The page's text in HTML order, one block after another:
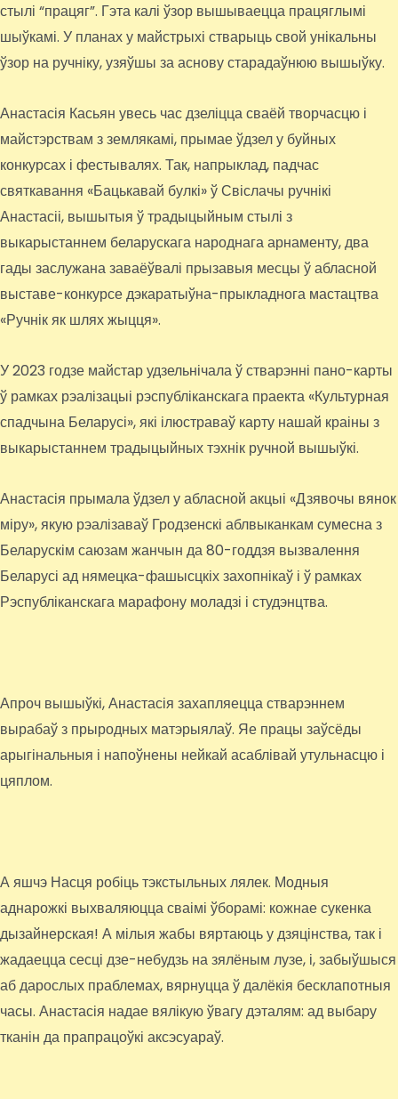
стылі “працяг”. Гэта калі ўзор вышываецца працяглымі
шыўкамі. У планах у майстрыхі стварыць свой унікальны
ўзор на ручніку, узяўшы за аснову старадаўнюю вышыўку.
Анастасія Касьян увесь час дзеліцца сваёй творчасцю і
майстэрствам з землякамі, прымае ўдзел у буйных
конкурсах і фестывалях. Так, напрыклад, падчас
святкавання «Бацькавай булкі» ў Свіслачы ручнікі
Анастасіі, вышытыя ў традыцыйным стылі з
выкарыстаннем беларускага народнага арнаменту, два
гады заслужана заваёўвалі прызавыя месцы ў абласной
выставе-конкурсе дэкаратыўна-прыкладнога мастацтва
«Ручнік як шлях жыцця».
У 2023 годзе майстар удзельнічала ў стварэнні пано-карты
ў рамках рэалізацыі рэспубліканскага праекта «Культурная
спадчына Беларусі», які ілюстраваў карту нашай краіны з
выкарыстаннем традыцыйных тэхнік ручной вышыўкі.
Анастасія прымала ўдзел у абласной акцыі «Дзявочы вянок
міру», якую рэалізаваў Гродзенскі аблвыканкам сумесна з
Беларускім саюзам жанчын да 80-годдзя вызвалення
Беларусі ад нямецка-фашысцкіх захопнікаў і ў рамках
Рэспубліканскага марафону моладзі і студэнцтва.
Апроч вышыўкі, Анастасія захапляецца стварэннем
вырабаў з прыродных матэрыялаў. Яе працы заўсёды
арыгінальныя і напоўнены нейкай асаблівай утульнасцю і
цяплом.
А яшчэ Насця робіць тэкстыльных лялек. Модныя
аднарожкі выхваляюцца сваімі ўборамі: кожнае сукенка
дызайнерская! А мілыя жабы вяртаюць у дзяцінства, так і
жадаецца сесці дзе-небудзь на зялёным лузе, і, забыўшыся
аб дарослых праблемах, вярнуцца ў далёкія бесклапотныя
часы. Анастасія надае вялікую ўвагу дэталям: ад выбару
тканін да прапрацоўкі аксэсуараў.